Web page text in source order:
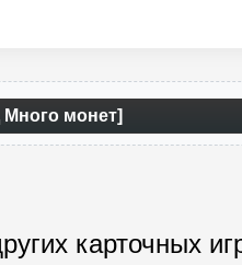
монет]
карточных